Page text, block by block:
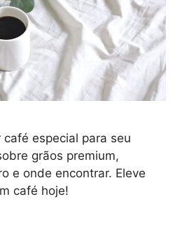
especial para seu
grãos premium,
e onde encontrar. Eleve
café hoje!